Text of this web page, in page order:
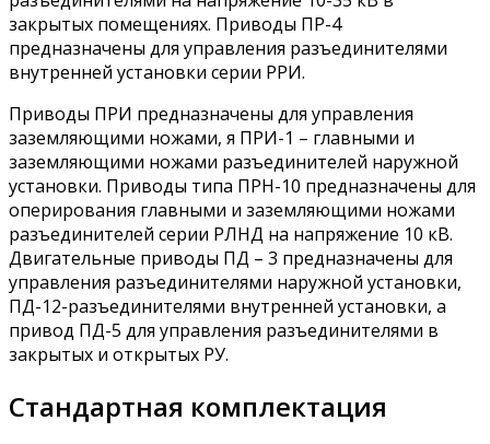
закрытых помещениях. Приводы ПР-4
предназначены для управления разъединителями
внутренней установки серии РРИ.
Приводы ПРИ предназначены для управления
заземляющими ножами, я ПРИ-1 – главными и
заземляющими ножами разъединителей наружной
установки. Приводы типа ПРН-10 предназначены для
оперирования главными и заземляющими ножами
разъединителей серии РЛНД на напряжение 10 кВ.
Двигательные приводы ПД – 3 предназначены для
управления разъединителями наружной установки,
ПД-12-разъединителями внутренней установки, а
привод ПД-5 для управления разъединителями в
закрытых и открытых РУ.
Стандартная комплектация